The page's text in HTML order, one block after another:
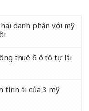
danh phận với mỹ
thuê 6 ô tô tự lái
tình ái của 3 mỹ